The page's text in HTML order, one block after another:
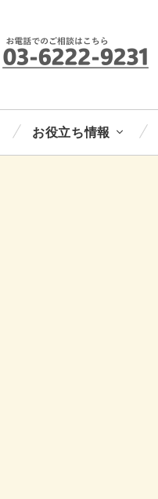
お役立ち情報